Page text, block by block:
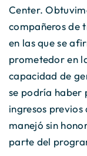
Center.
compañeros de
en las que se
prometedor en
capacidad de
se podría haber
ingresos previos
manejó sin
parte del